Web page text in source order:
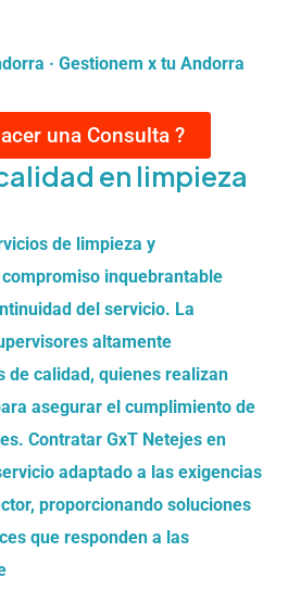
· Gestionem x tu Andorra
una Consulta ?
en limpieza
de limpieza y
inquebrantable
del servicio. La
altamente
de calidad, quienes realizan
asegurar el cumplimiento de
Contratar GxT Netejes en
adaptado a las exigencias
proporcionando soluciones
que responden a las